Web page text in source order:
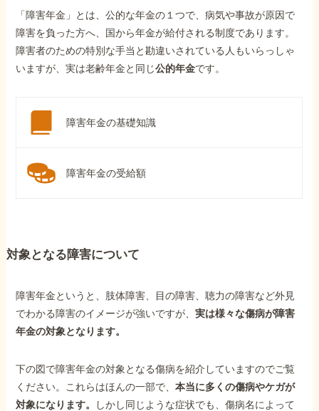
「障害年金」とは、公的な年金の１つで、病気や事故が原因で
障害を負った方へ、国から年金が給付される制度であります。
障害者のための特別な手当と勘違いされている人もいらっしゃ
いますが、実は老齢年金と同じ公的年金です。
障害年金の基礎知識
障害年金の受給額
対象となる障害について
障害年金というと、肢体障害、目の障害、聴力の障害など外見
でわかる障害のイメージが強いですが、実は様々な傷病が障害
年金の対象となります。
下の図で障害年金の対象となる傷病を紹介していますのでご覧
ください。これらはほんの一部で、本当に多くの傷病やケガが
対象になります。
しかし同じような症状でも、傷病名によって